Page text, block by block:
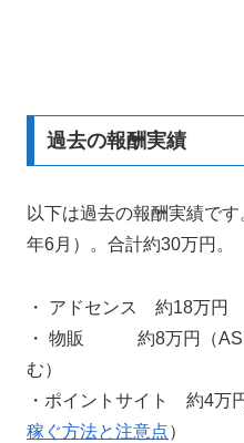
過去の報酬実績
以下は過去の報酬実績で
年6月）。合計約30万円。
・ アドセンス 約18万円
・ 物販 約8万円（ASP
む）
・ポイントサイト 約4万
稼ぐ方法と注意点）